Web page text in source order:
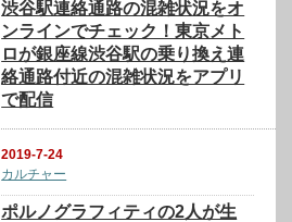
渋谷駅連絡通路の混雑状況をオ
ンラインでチェック！東京メト
ロが銀座線渋谷駅の乗り換え連
絡通路付近の混雑状況をアプリ
で配信
2019-7-24
カルチャー
ポルノグラフィティの2人が生